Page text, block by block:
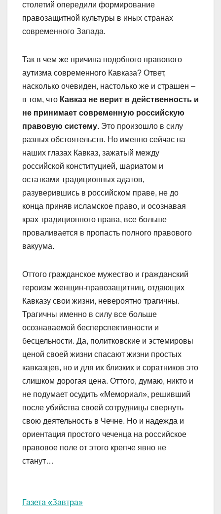
столетий опередили формирование
правозащитной культуры в иных странах
современного Запада.
Так в чем же причина подобного правового
аутизма современного Кавказа? Ответ,
насколько очевиден, настолько же и страшен –
в том, что Кавказ не верит в действенность и
не принимает современную российскую
правовую систему. Это произошло в силу
разных обстоятельств. Но именно сейчас на
наших глазах Кавказ, зажатый между
российской конституцией, шариатом и
остатками традиционных адатов,
разуверившись в российском праве, не до
конца приняв исламское право, и осознавая
крах традиционного права, все больше
проваливается в пропасть полного правового
вакуума.
Оттого гражданское мужество и гражданский
героизм женщин-правозащитниц, отдающих
Кавказу свои жизни, невероятно трагичны.
Трагичны именно в силу все больше
осознаваемой бесперспективности и
бесцельности. Да, политковские и эстемировы
ценой своей жизни спасают жизни простых
кавказцев, но и для их близких и соратников это
слишком дорогая цена. Оттого, думаю, никто и
не подумает осудить «Мемориал», решивший
после убийства своей сотрудницы свернуть
свою деятельность в Чечне. Но и надежда и
ориентация простого чеченца на российское
правовое поле от этого крепче явно не
станут…
Газета «Завтра»